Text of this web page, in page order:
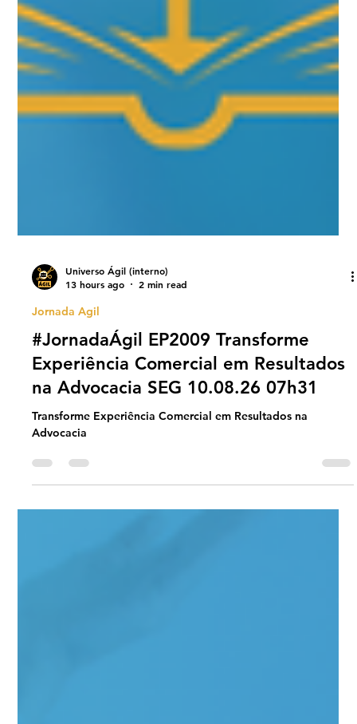
Universo Ágil (interno)
13 hours ago
2 min read
Jornada Agil
#JornadaÁgil EP2009 Transforme
Experiência Comercial em Resultados
na Advocacia SEG 10.08.26 07h31
Transforme Experiência Comercial em Resultados na
Advocacia